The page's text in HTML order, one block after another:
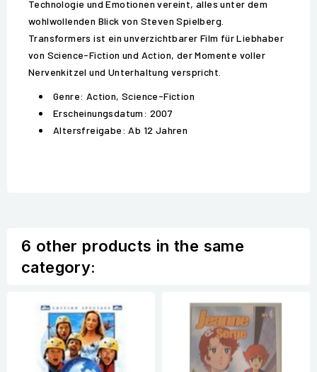
Technologie und Emotionen vereint, alles unter dem
wohlwollenden Blick von Steven Spielberg.
Transformers ist ein unverzichtbarer Film für Liebhaber
von Science-Fiction und Action, der Momente voller
Nervenkitzel und Unterhaltung verspricht.
Genre: Action, Science-Fiction
Erscheinungsdatum: 2007
Altersfreigabe: Ab 12 Jahren
6 other products in the same
category: